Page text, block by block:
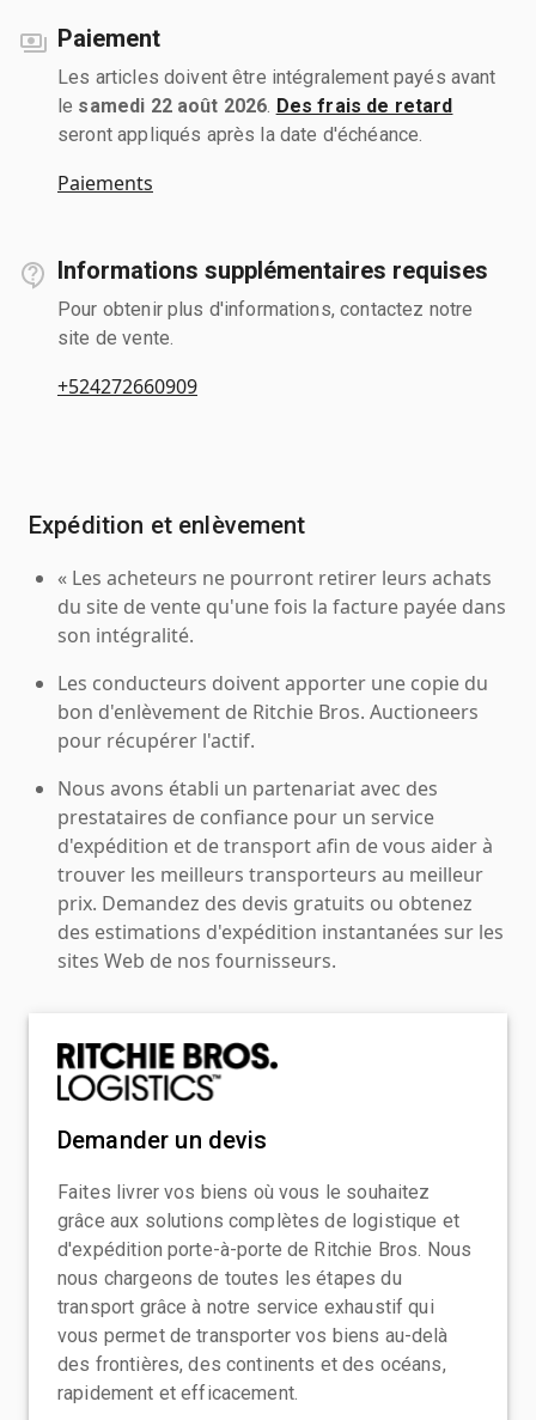
Paiement
Les articles doivent être intégralement payés avant
le samedi 22 août 2026 Des frais de retard
seront appliqués après la date d'échéance.
Paiements
Informations supplémentaires requises
Pour obtenir plus d'informations, contactez notre
site de vente.
+524272660909
Expédition et enlèvement
« Les acheteurs ne pourront retirer leurs achats
du site de vente qu'une fois la facture payée dans
son intégralité.
Les conducteurs doivent apporter une copie du
bon d'enlèvement de Ritchie Bros. Auctioneers
pour récupérer l'actif.
Nous avons établi un partenariat avec des
prestataires de confiance pour un service
d'expédition et de transport afin de vous aider à
trouver les meilleurs transporteurs au meilleur
prix. Demandez des devis gratuits ou obtenez
des estimations d'expédition instantanées sur les
sites Web de nos fournisseurs.
Demander un devis
Faites livrer vos biens où vous le souhaitez
grâce aux solutions complètes de logistique et
d'expédition porte-à-porte de Ritchie Bros. Nous
nous chargeons de toutes les étapes du
transport grâce à notre service exhaustif qui
vous permet de transporter vos biens au-delà
des frontières, des continents et des océans,
rapidement et efficacement.